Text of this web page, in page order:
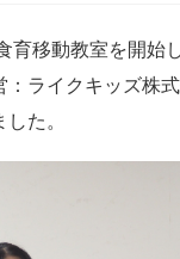
育移動教室を開始
ライクキッズ株
た。